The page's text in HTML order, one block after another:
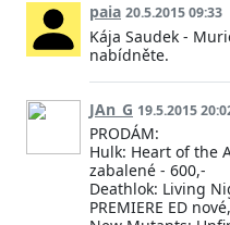
paia 20.5.2015 09:33
Kája Saudek -
nabídněte.
JAn_G 19.5.2015
PRODÁM:
Hulk: Heart of the
zabalené - 600,-
Deathlok: Living
PREMIERE ED